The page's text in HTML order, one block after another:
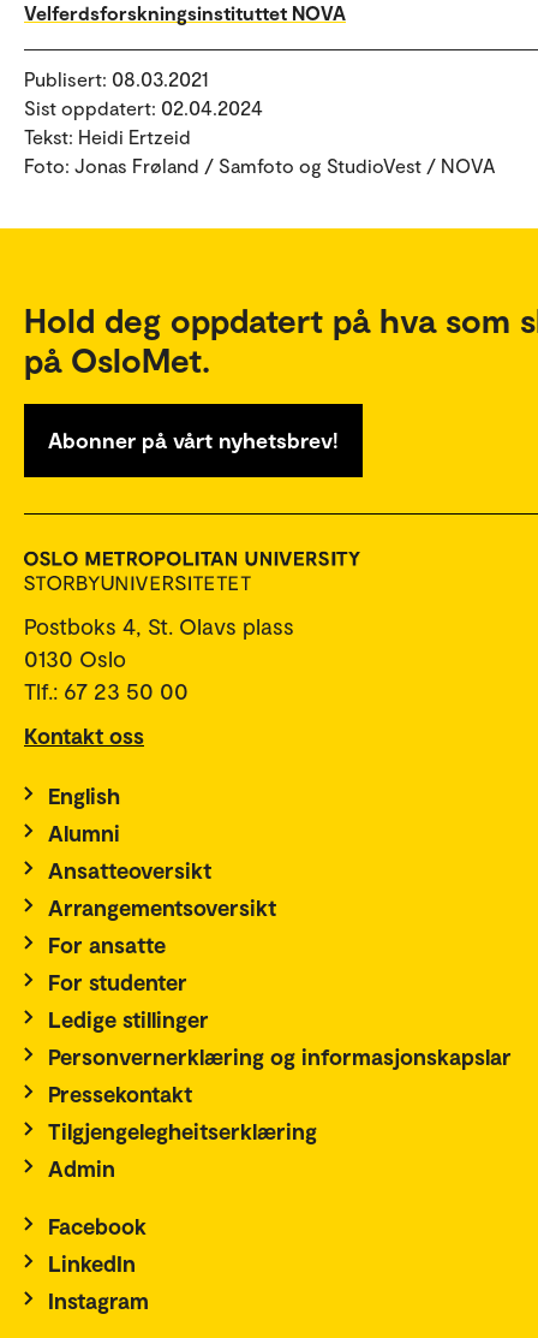
Velferdsforskningsinstituttet NOVA
Publisert: 08.03.2021
Sist oppdatert: 02.04.2024
Tekst: Heidi Ertzeid
Foto: Jonas Frøland / Samfoto og StudioVest / NOVA
Hold deg oppdatert på hva som
på OsloMet.
Abonner på vårt nyhetsbrev!
Postboks 4, St. Olavs plass
0130 Oslo
Tlf.: 67 23 50 00
Kontakt oss
English
Alumni
Ansatteoversikt
Arrangementsoversikt
For ansatte
For studenter
Ledige stillinger
Personvernerklæring og informasjonskapslar
Pressekontakt
Tilgjengelegheitserklæring
Admin
Facebook
LinkedIn
Instagram